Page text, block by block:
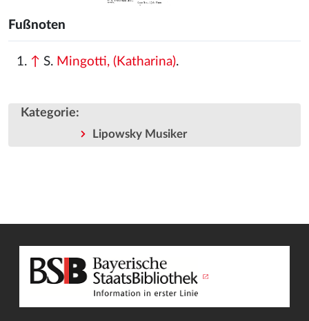
Fußnoten
↑ S. Mingotti, (Katharina).
Kategorie:
Lipowsky Musiker